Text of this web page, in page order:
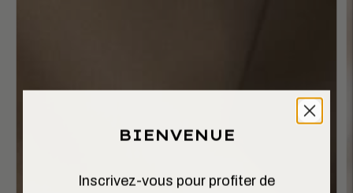
BIENVENUE
Inscrivez-vous pour profiter de